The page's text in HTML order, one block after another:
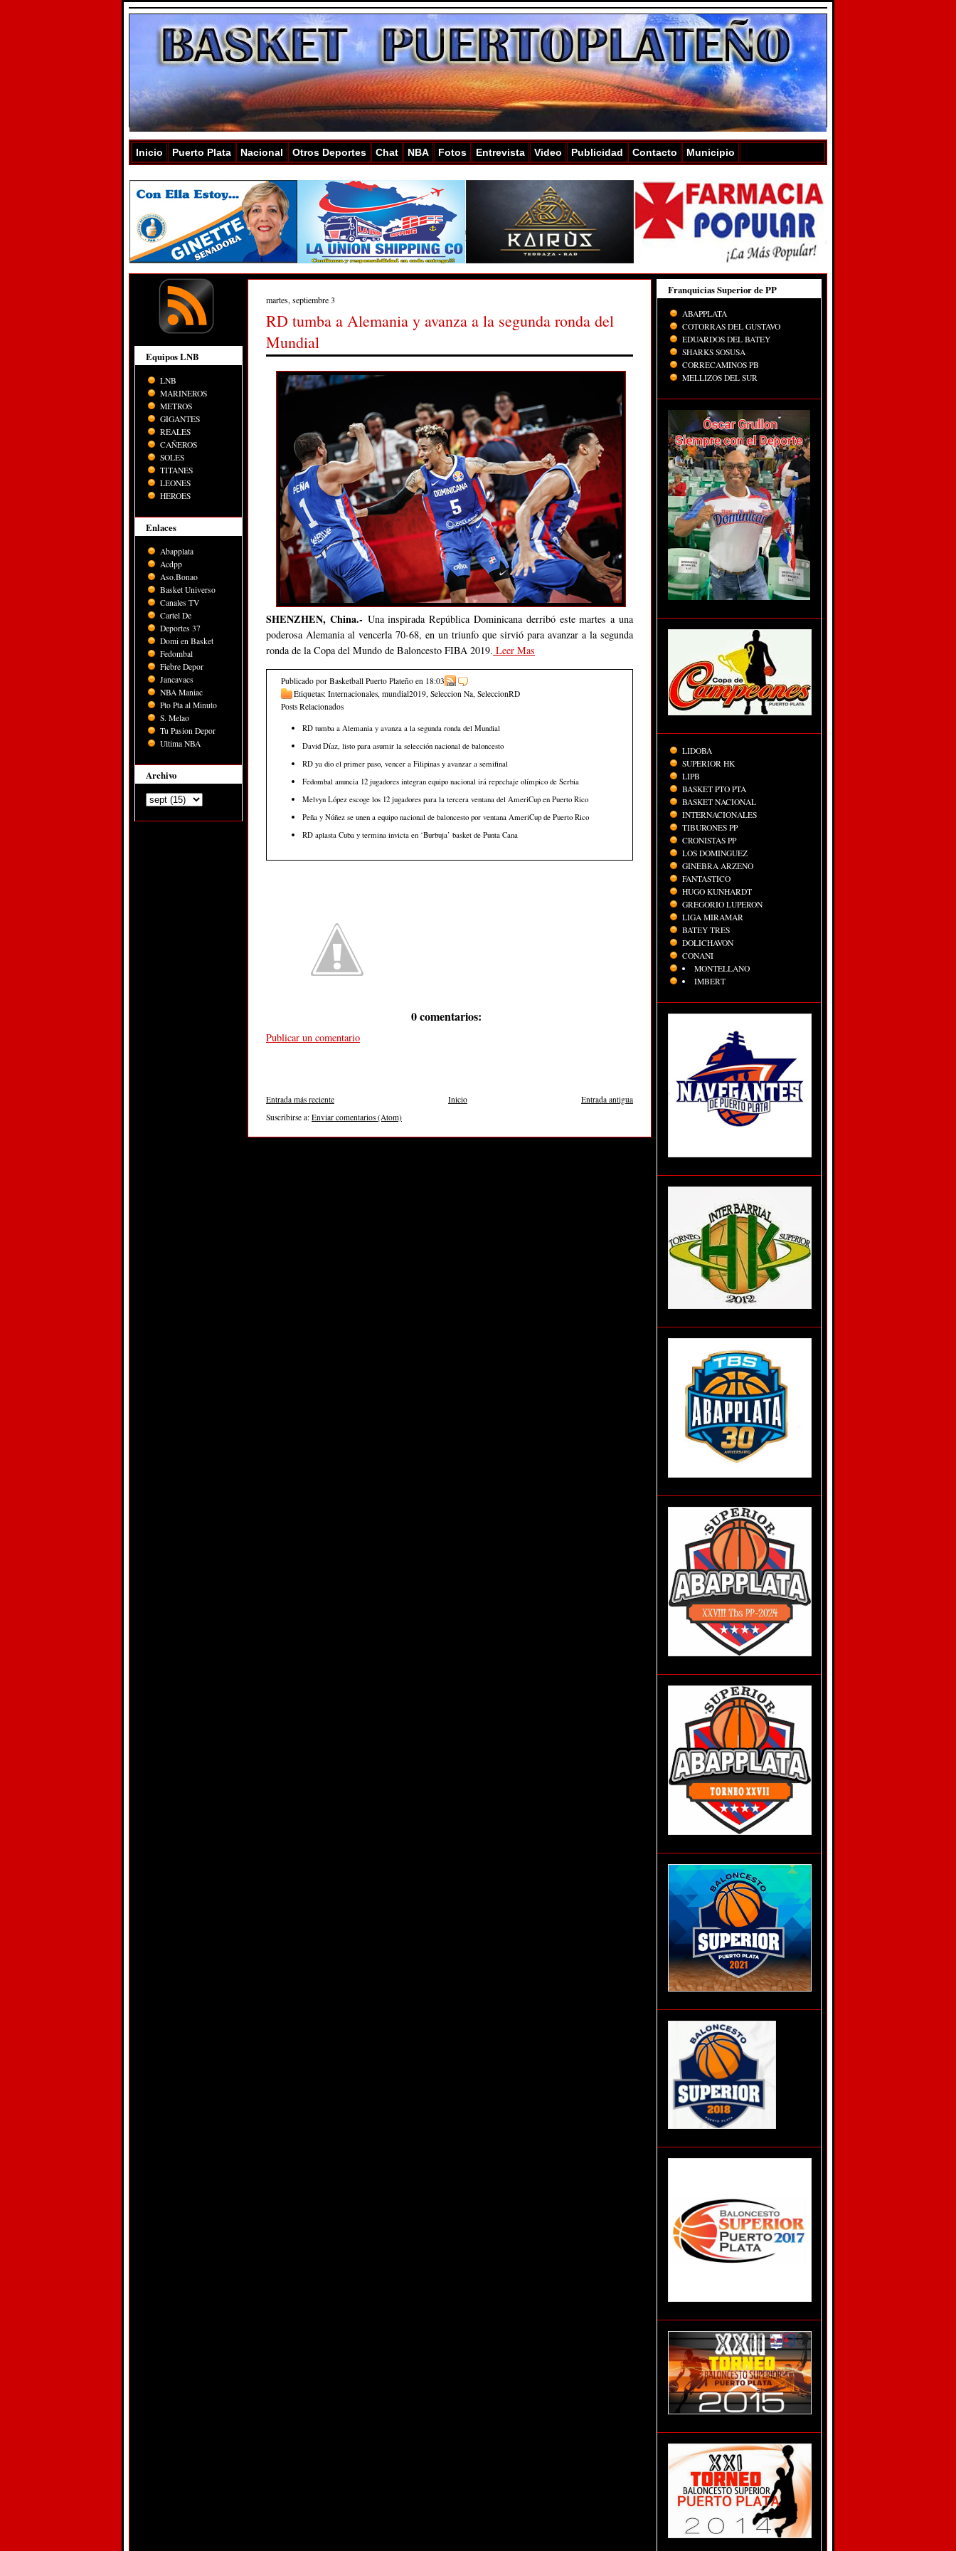
Inicio Puerto Plata Nacional Otros Deportes Chat NBA Fotos Entrevista Video Publicidad Contacto Municipio
Equipos LNB
LNB
MARINEROS
METROS
GIGANTES
REALES
CAÑEROS
SOLES
TITANES
LEONES
HEROES
Enlaces
Abapplata
Acdpp
Aso.Bonao
Basket Universo
Canales TV
Cartel De
Deportes 37
Domi en Basket
Fedombal
Fiebre Depor
Jancavacs
NBA Maniac
Pto Pta al Minuto
S. Melao
Tu Pasion Depor
Ultima NBA
Archivo
martes, septiembre 3
RD tumba a Alemania y avanza a la segunda ronda del
Mundial
SHENZHEN, China.- Una inspirada República Dominicana derribó este martes a una
poderosa Alemania al vencerla 70-68, en un triunfo que sirvió para avanzar a la segunda
ronda de la Copa del Mundo de Baloncesto FIBA 2019. Leer Mas
Publicado por Basketball Puerto Plateño en 18:03
Etiquetas: Internacionales, mundial2019, Seleccion Na, SeleccionRD
Posts Relacionados
RD tumba a Alemania y avanza a la segunda ronda del Mundial
David Díaz, listo para asumir la selección nacional de baloncesto
RD ya dio el primer paso, vencer a Filipinas y avanzar a semifinal
Fedombal anuncia 12 jugadores integran equipo nacional irá repechaje olímpico de Serbia
Melvyn López escoge los 12 jugadores para la tercera ventana del AmeriCup en Puerto Rico
Peña y Núñez se unen a equipo nacional de baloncesto por ventana AmeriCup de Puerto Rico
RD aplasta Cuba y termina invicta en ‘Burbuja’ basket de Punta Cana
0 comentarios:
Publicar un comentario
Entrada más reciente Entrada antigua
Inicio
Suscribirse a: Enviar comentarios (Atom)
Franquicias Superior de PP
ABAPPLATA
COTORRAS DEL GUSTAVO
EDUARDOS DEL BATEY
SHARKS SOSUSA
CORRECAMINOS PB
MELLIZOS DEL SUR
LIDOBA
SUPERIOR HK
LIPB
BASKET PTO PTA
BASKET NACIONAL
INTERNACIONALES
TIBURONES PP
CRONISTAS PP
LOS DOMINGUEZ
GINEBRA ARZENO
FANTASTICO
HUGO KUNHARDT
GREGORIO LUPERON
LIGA MIRAMAR
BATEY TRES
DOLICHAVON
CONANI
MONTELLANO
IMBERT